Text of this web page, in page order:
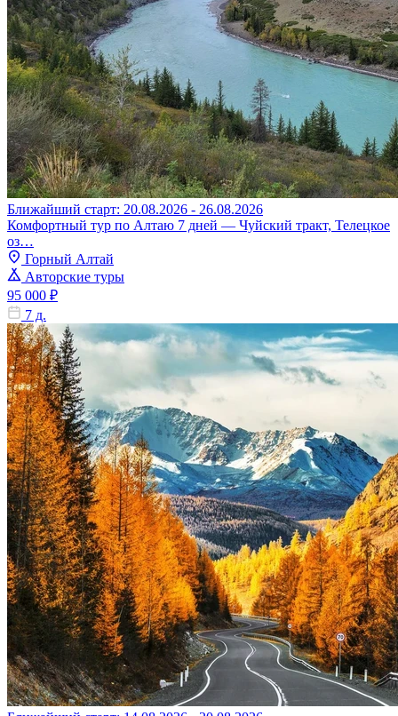
Ближайший старт: 20.08.2026 - 26.08.2026
Комфортный тур по Алтаю 7 дней — Чуйский тракт, Телецкое
оз…
Горный Алтай
Авторские туры
95 000 ₽
7 д.